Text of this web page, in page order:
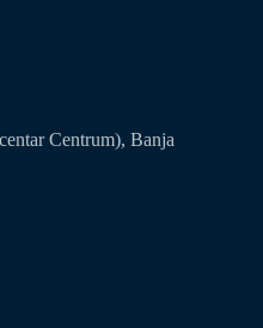
Centrum), Banja